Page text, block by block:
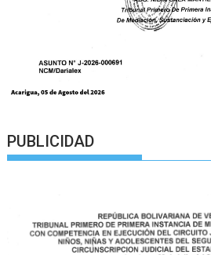
PUBLICIDAD